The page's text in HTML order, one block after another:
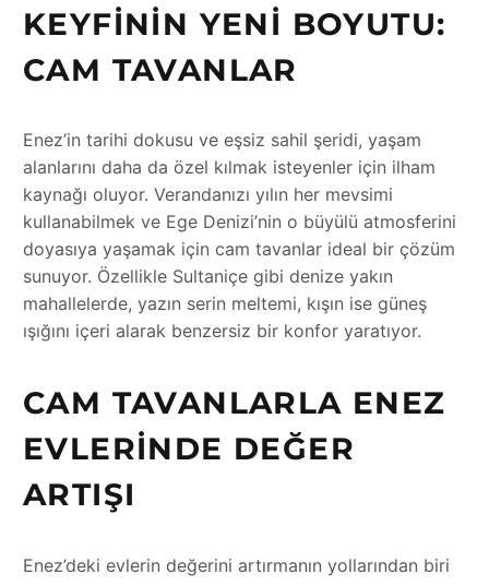
KEYFININ YENI BOYUTU:
CAM TAVANLAR
Enez’in tarihi dokusu ve eşsiz sahil şeridi, yaşam
alanlarını daha da özel kılmak isteyenler için ilham
kaynağı oluyor. Verandanızı yılın her mevsimi
kullanabilmek ve Ege Denizi’nin o büyülü atmosferini
doyasıya yaşamak için cam tavanlar ideal bir çözüm
sunuyor. Özellikle Sultaniçe gibi denize yakın
mahallelerde, yazın serin meltemi, kışın ise güneş
ışığını içeri alarak benzersiz bir konfor yaratıyor.
CAM TAVANLARLA ENEZ
EVLERINDE DEĞER
ARTIŞI
Enez’deki evlerin değerini artırmanın yollarından biri